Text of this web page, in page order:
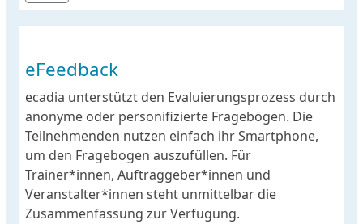
eFeedback
ecadia unterstützt den Evaluierungsprozess durch
anonyme oder personifizierte Fragebögen. Die
Teilnehmenden nutzen einfach ihr Smartphone,
um den Fragebogen auszufüllen. Für
Trainer*innen, Auftraggeber*innen und
Veranstalter*innen steht unmittelbar die
Zusammenfassung zur Verfügung.